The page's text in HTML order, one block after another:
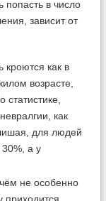
попасть в число
зависит от
кроются как в
возрасте,
как
для людей
30%, а у
не особенно
приходится